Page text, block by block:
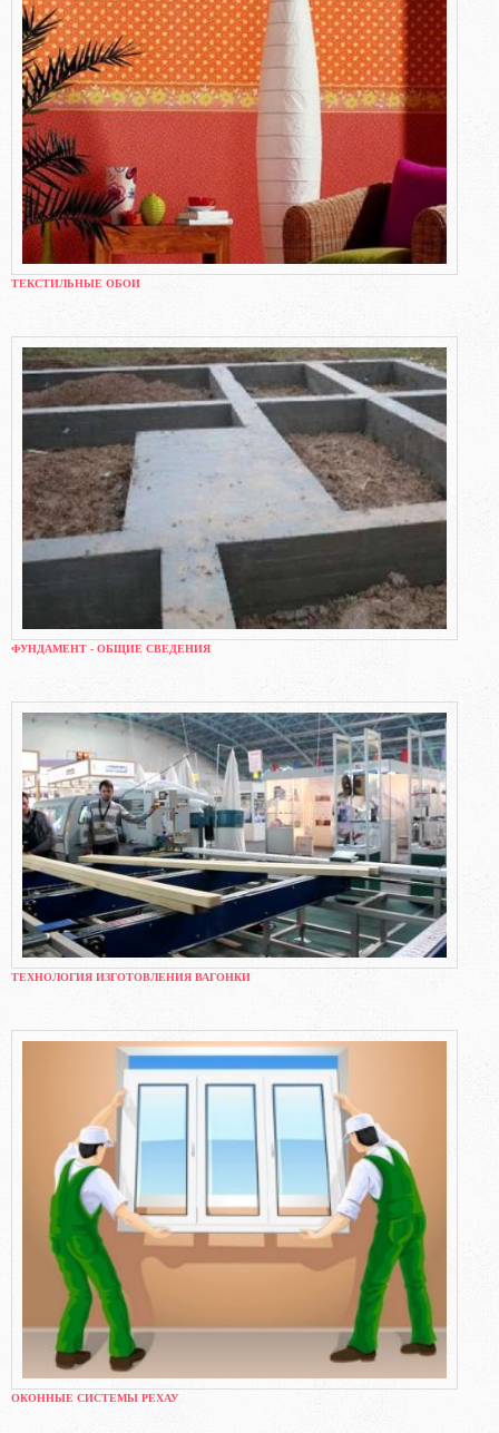
ТЕКСТИЛЬНЫЕ ОБОИ
ФУНДАМЕНТ - ОБЩИЕ СВЕДЕНИЯ
ТЕХНОЛОГИЯ ИЗГОТОВЛЕНИЯ ВАГОНКИ
ОКОННЫЕ СИСТЕМЫ РЕХАУ